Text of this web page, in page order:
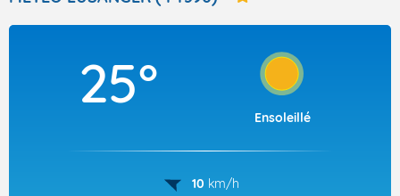
Articles
25°
Ensoleillé
10 km/h